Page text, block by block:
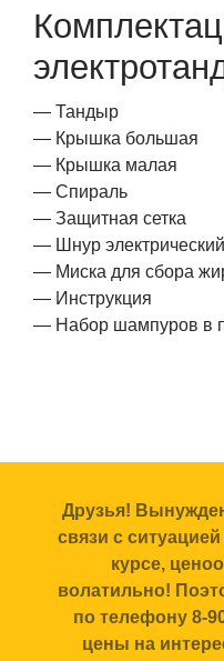
— Тандыр
— Крышка большая
— Крышка малая
— Спираль
— Защитная сетка
— Шнур электрический
— Миска для сбора
— Инструкция
— Набор шампуров в
Друзья!
связи с
курсе,
волатильно!
по телефону 8-
цены на